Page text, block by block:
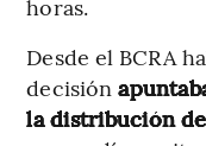
horas.
Desde el BCRA
decisión
la distribución